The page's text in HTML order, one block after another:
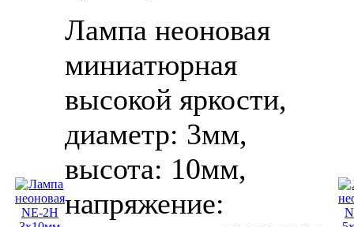
Лампа неоновая
миниатюрная
высокой яркости,
диаметр: 3мм,
высота: 10мм,
напряжение: